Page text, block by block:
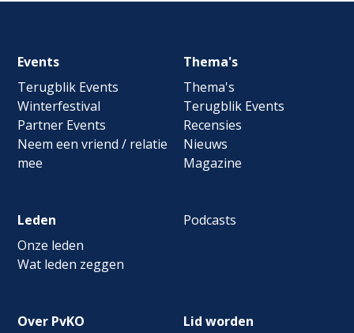
Footer
navigation
Events
Terugblik Events
Winterfestival
Partner Events
Neem een vriend / relatie
mee
Thema's
Thema's
Terugblik Events
Recensies
Nieuws
Magazine
Leden
Onze leden
Wat leden zeggen
Podcasts
Over PvKO
Lid worden